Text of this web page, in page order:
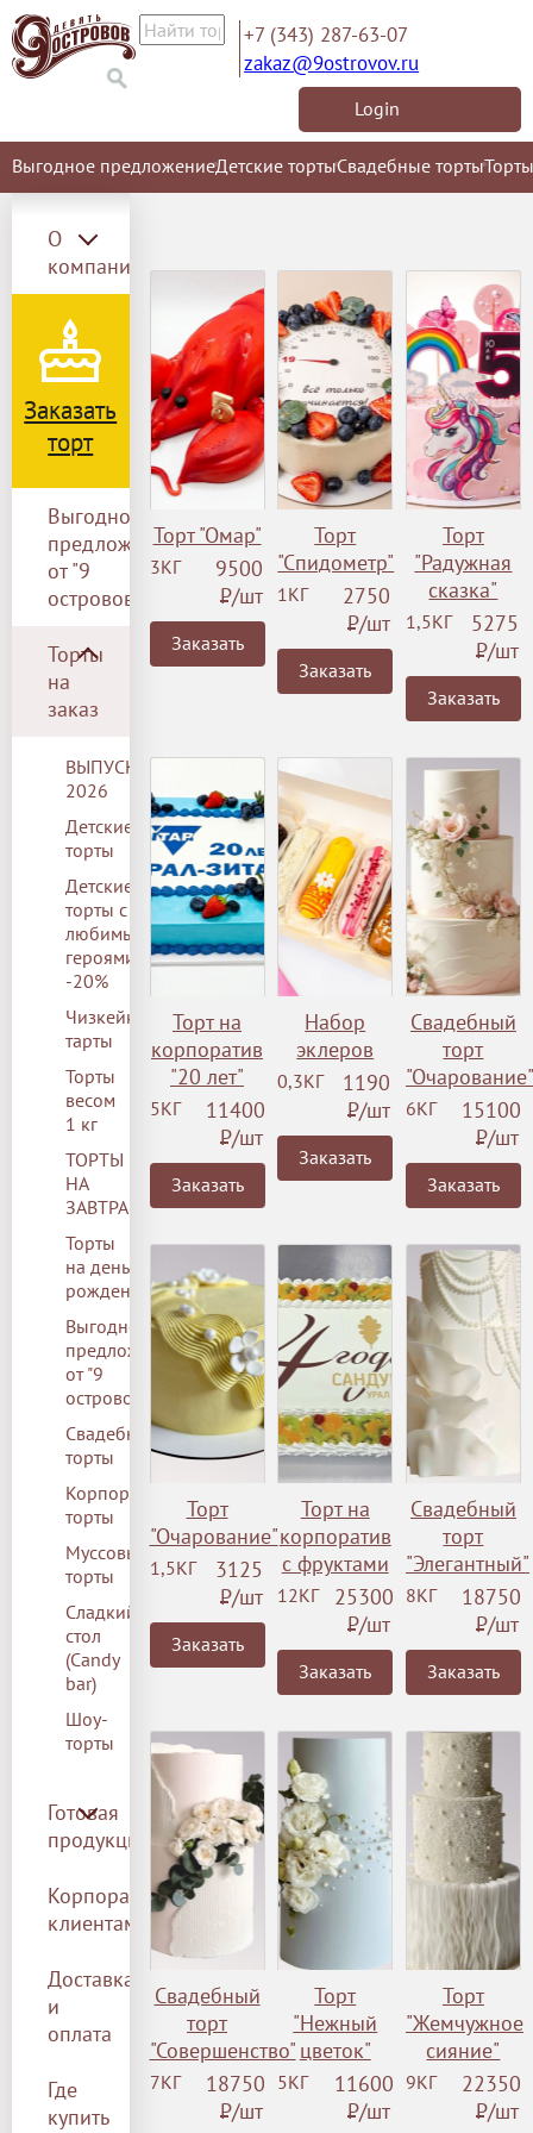
+7 (343) 287-63-07
zakaz@9ostrovov.ru
Login
Выгодное предложениеДетские тортыСвадебные торты
О
компании
Заказать
торт
Выгодное
предложение
от "9
островов"
Торты
на
заказ
ВЫПУСКНОЙ
2026
Детские
торты
Детские
торты с
любимыми
героями
-20%
Чизкейки/
тарты
Торты
весом
1 кг
ТОРТЫ
НА
ЗАВТРА
Торты
на день
рождения
Выгодное
предложение
от "9
островов"
Свадебные
торты
Корпоративные
торты
Муссовые
торты
Сладкий
стол
(Сandy
bar)
Шоу-
торты
Готовая
продукция
Корпоративным
клиентам
Доставка
и
оплата
Где
купить
Торт "Омар"
3КГ
9500
Р/шт
Заказать
Торт
"Спидометр"
1КГ
2750
Р/шт
Заказать
Торт
"Радужная
сказка"
1,5КГ
5275
Р/шт
Заказать
Торт на
корпоратив
"20 лет"
5КГ
11400
Р/шт
Заказать
Набор
эклеров
0,3КГ
1190
Р/шт
Заказать
Свадебный
торт
"Очарование"
6КГ
15100
Р/шт
Заказать
Торт
"Очарование"
1,5КГ
3125
Р/шт
Заказать
Торт на
корпоратив
с фруктами
12КГ
25300
Р/шт
Заказать
Свадебный
торт
"Элегантный"
8КГ
18750
Р/шт
Заказать
Свадебный
торт
"Совершенство"
7КГ
18750
Р/шт
Торт
"Нежный
цветок"
5КГ
11600
Р/шт
Торт
"Жемчужное
сияние"
9КГ
22350
Р/шт